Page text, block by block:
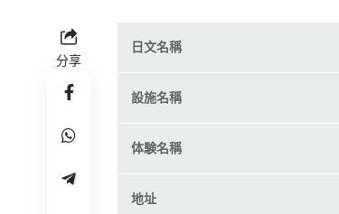
分享
日文名稱
設施名稱
体験名稱
地址